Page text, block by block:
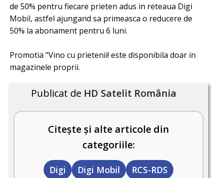
de 50% pentru fiecare prieten adus in reteaua Digi
Mobil, astfel ajungand sa primeasca o reducere de
50% la abonament pentru 6 luni.
Promotia "Vino cu prietenii! este disponibila doar in
magazinele proprii.
Publicat de HD Satelit România
Citește și alte articole din
categoriile:
Digi Digi Mobil
RCS-RDS